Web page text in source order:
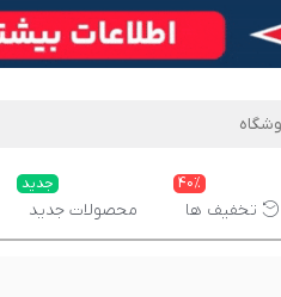
تخفیف ها
40%
محصولات جدید
جدید